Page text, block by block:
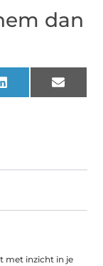
dan
LinkedIn Email
met inzicht in je